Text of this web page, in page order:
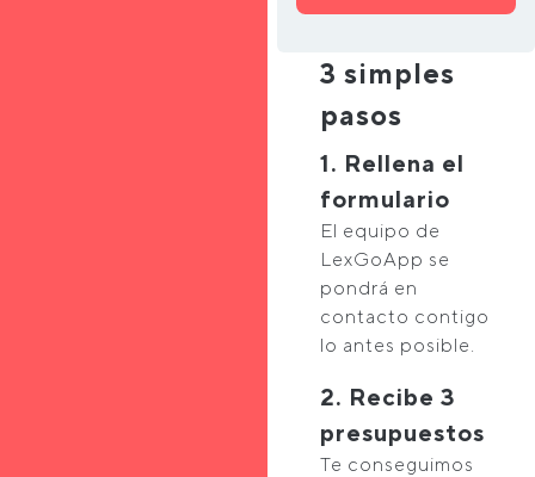
3 simples
pasos
1. Rellena el
formulario
El equipo de
LexGoApp se
pondrá en
contacto contigo
lo antes posible.
2. Recibe 3
presupuestos
Te conseguimos